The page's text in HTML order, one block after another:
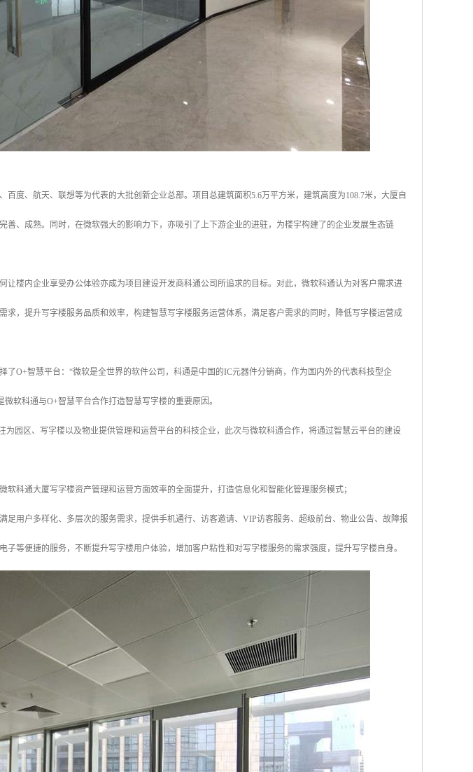
度、航天、联想等为代表的大批创新企业总部。项目总建筑面积5.6万平方米，建筑高度为108.7米，大厦自
善、成熟。同时，在微软强大的影响力下，亦吸引了上下游企业的进驻，为楼宇构建了的企业发展生态链
让楼内企业享受办公体验亦成为项目建设开发商科通公司所追求的目标。对此，微软科通认为对客户需求进
求，提升写字楼服务品质和效率，构建智慧写字楼服务运营体系，满足客户需求的同时，降低写字楼运营成
了O+智慧平台：“微软是全世界的软件公司，科通是中国的IC元器件分销商，作为国内外的代表科技型企
软科通与O+智慧平台合作打造智慧写字楼的重要原因。
园区、写字楼以及物业提供管理和运营平台的科技企业，此次与微软科通合作，将通过智慧云平台的建设
科通大厦写字楼资产管理和运营方面效率的全面提升，打造信息化和智能化管理服务模式；
足用户多样化、多层次的服务需求，提供手机通行、访客邀请、VIP访客服务、超级前台、物业公告、故障报
等便捷的服务，不断提升写字楼用户体验，增加客户粘性和对写字楼服务的需求强度，提升写字楼自身。